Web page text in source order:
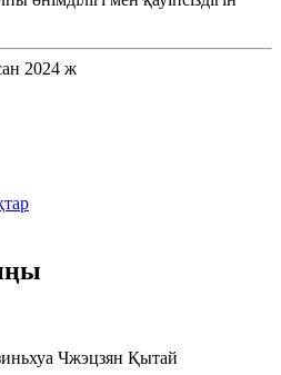
2024 ж
Чжэцзян Қытай